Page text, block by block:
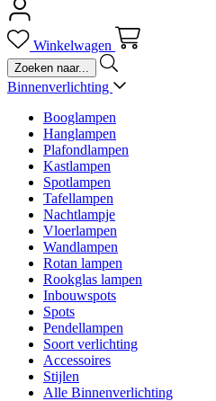
Winkelwagen
Binnenverlichting
Booglampen
Hanglampen
Plafondlampen
Kastlampen
Spotlampen
Tafellampen
Nachtlampje
Vloerlampen
Wandlampen
Rotan lampen
Rookglas lampen
Inbouwspots
Spots
Pendellampen
Soort verlichting
Accessoires
Stijlen
Alle Binnenverlichting